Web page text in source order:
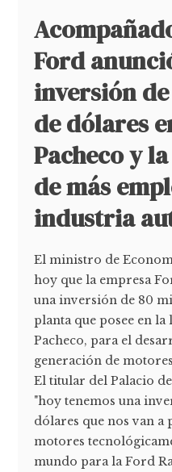
Ford
inversión
de dólares
Pacheco y
de más
industria
El ministro de
hoy que la empresa
una inversión de 80
planta que posee en
Pacheco, para el
generación de
El titular del Palacio
"hoy tenemos una
dólares que nos van
motores
mundo para la Ford